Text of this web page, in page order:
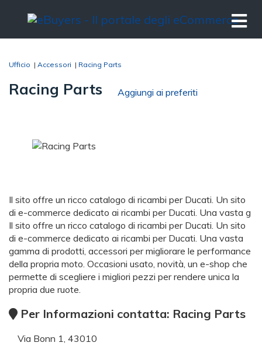
Ufficio | Accessori | Racing Parts
Racing Parts Aggiungi ai preferiti
Il sito offre un ricco catalogo di ricambi per Ducati. Un sito
di e-commerce dedicato ai ricambi per Ducati. Una vasta g
Il sito offre un ricco catalogo di ricambi per Ducati. Un sito
di e-commerce dedicato ai ricambi per Ducati. Una vasta
gamma di prodotti, accessori per migliorare le performance
della propria moto. Occasioni usato, novità, un e-shop che
permette di scegliere i migliori pezzi per rendere unica la
propria due ruote.
Per Informazioni contatta: Racing Parts
Via Bonn 1, 43010